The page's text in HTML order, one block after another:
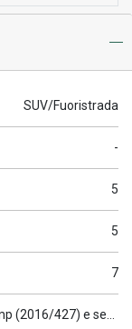
SUV/Fuoristrada
-
5
5
7